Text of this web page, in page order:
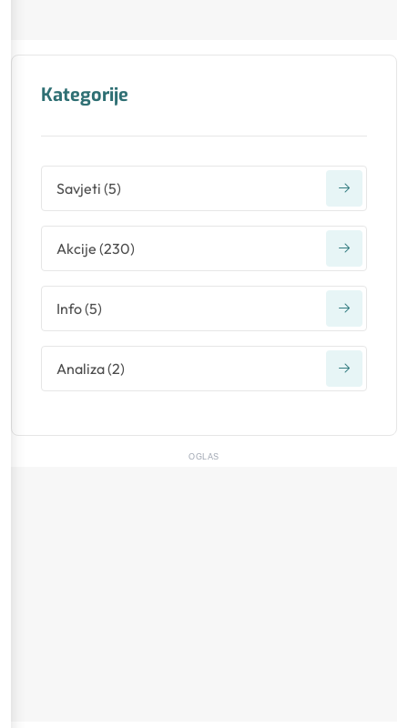
Kategorije
Savjeti (5)
Akcije (230)
Info(5)
Analiza(2)
OGLAS